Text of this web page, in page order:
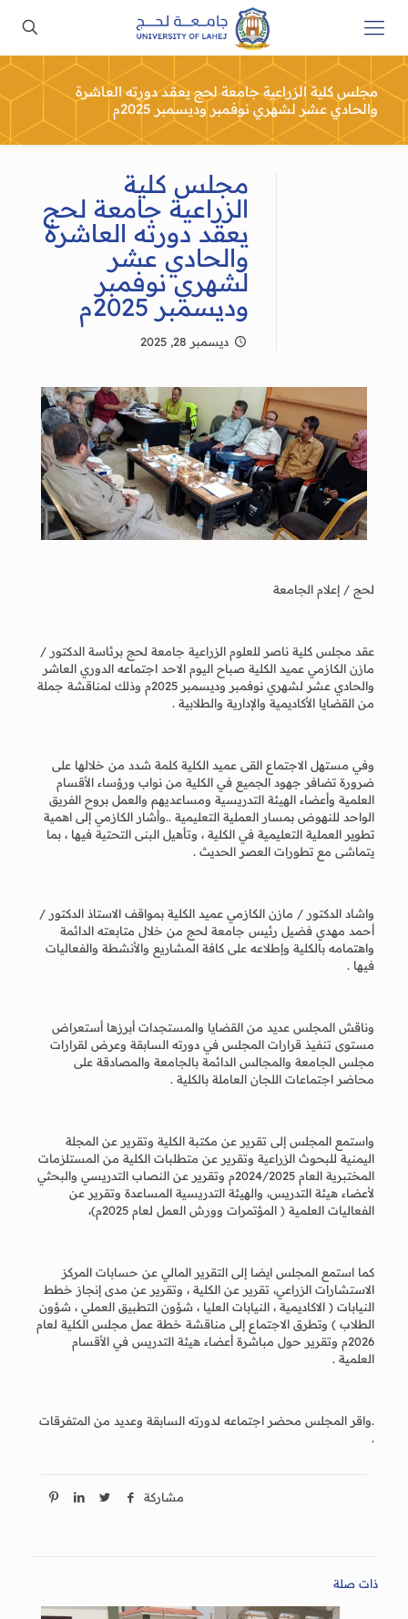
مجلس كلية الزراعية جامعة لحج يعقد دورته العاشرة
والحادي عشر لشهري نوفمبر وديسمبر 2025م
مجلس كلية
الزراعية جامعة لحج
يعقد دورته العاشرة
والحادي عشر
لشهري نوفمبر
وديسمبر 2025م
ديسمبر 28, 2025
لحج / إعلام الجامعة
عقد مجلس كلية ناصر للعلوم الزراعية جامعة لحج برئاسة الدكتور /
مازن الكازمي عميد الكلية صباح اليوم الاحد اجتماعه الدوري العاشر
والحادي عشر لشهري نوفمبر وديسمبر 2025م وذلك لمناقشة جملة
من القضايا الأكاديمية والإدارية والطلابية .
وفي مستهل الاجتماع القى عميد الكلية كلمة شدد من خلالها على
ضرورة تضافر جهود الجميع في الكلية من نواب ورؤساء الأقسام
العلمية وأعضاء الهيئة التدريسية ومساعديهم والعمل بروح الفريق
الواحد للنهوض بمسار العملية التعليمية ..وأشار الكازمي إلى اهمية
تطوير العملية التعليمية في الكلية ، وتأهيل البنى التحتية فيها ، بما
يتماشى مع تطورات العصر الحديث .
واشاد الدكتور / مازن الكازمي عميد الكلية بمواقف الاستاذ الدكتور /
أحمد مهدي فضيل رئيس جامعة لحج من خلال متابعته الدائمة
واهتمامه بالكلية وإطلاعه على كافة المشاريع والأنشطة والفعاليات
فيها .
وناقش المجلس عديد من القضايا والمستجدات أبرزها أستعراض
مستوى تنفيذ قرارات المجلس في دورته السابقة وعرض لقرارات
مجلس الجامعة والمجالس الدائمة بالجامعة والمصادقة على
محاضر اجتماعات اللجان العاملة بالكلية .
واستمع المجلس إلى تقرير عن مكتبة الكلية وتقرير عن المجلة
اليمنية للبحوث الزراعية وتقرير عن متطلبات الكلية من المستلزمات
المختبرية العام 2024/2025م وتقرير عن النصاب التدريسي والبحثي
لأعضاء هيئة التدريس، والهيئة التدريسية المساعدة وتقرير عن
الفعاليات العلمية ( المؤتمرات وورش العمل لعام 2025م)،
كما استمع المجلس ايضا إلى التقرير المالي عن حسابات المركز
الاستشارات الزراعي، تقرير عن الكلية ، وتقرير عن مدى إنجاز خطط
النيابات ( الاكاديمية ، النيابات العليا ، شؤون التطبيق العملي ، شؤون
الطلاب ) وتطرق الاجتماع إلى مناقشة خطة عمل مجلس الكلية لعام
2026م وتقرير حول مباشرة أعضاء هيئة التدريس في الأقسام
العلمية .
.واقر المجلس محضر اجتماعه لدورته السابقة وعديد من المتفرقات
.
مشاركة
ذات صلة